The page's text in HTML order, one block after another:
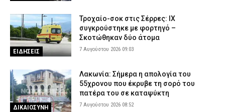
ΕΙΔΗΣΕΙΣ
Τροχαίο-σοκ στις Σέρρες: ΙΧ
συγκρούστηκε με φορτηγό –
Σκοτώθηκαν δύο άτομα
7 Αυγούστου 2026 09:03
ΔΙΚΑΙΟΣΥΝΗ
Λακωνία: Σήμερα η απολογία του
55χρονου που έκρυβε τη σορό του
πατέρα του σε καταψύκτη
7 Αυγούστου 2026 08:52